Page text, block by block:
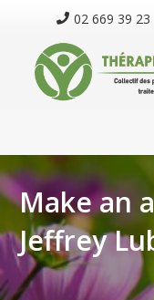
02 669 39 23
Make an
Jeffrey